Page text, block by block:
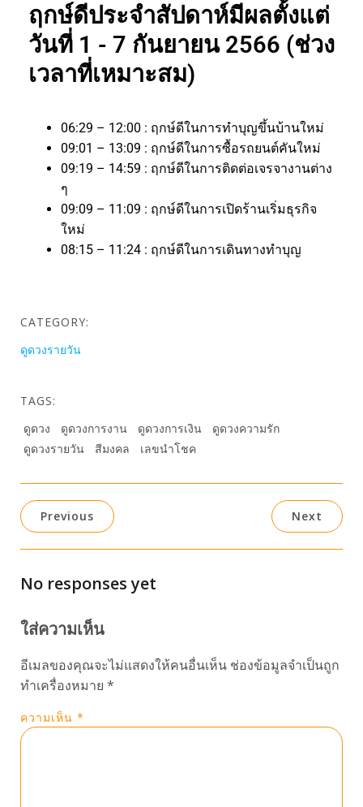
ฤกษ์ดีประจำสัปดาห์มีผลตั้งแต่
วันที่ 1 - 7 กันยายน 2566 (ช่วง
เวลาที่เหมาะสม)
06:29 – 12:00 : ฤกษ์ดีในการทำบุญขึ้นบ้านใหม่
09:01 – 13:09 : ฤกษ์ดีในการซื้อรถยนต์คันใหม่
09:19 – 14:59 : ฤกษ์ดีในการติดต่อเจรจางานต่าง
ๆ
09:09 – 11:09 : ฤกษ์ดีในการเปิดร้านเริ่มธุรกิจ
ใหม่
08:15 – 11:24 : ฤกษ์ดีในการเดินทางทำบุญ
CATEGORY:
ดูดวงรายวัน
TAGS:
ดูดวง
ดูดวงการงาน ดูดวงการเงิน
ดูดวงความรัก
ดูดวงรายวัน
สีมงคล เลขนำโชค
Previous Next
No responses yet
ใส่ความเห็น
อีเมลของคุณจะไม่แสดงให้คนอื่นเห็น ช่องข้อมูลจำเป็นถูก
ทำเครื่องหมาย *
ความเห็น *